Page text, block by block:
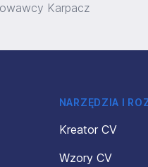
Karpacz
NARZĘDZIA I
Kreator CV
Wzory CV